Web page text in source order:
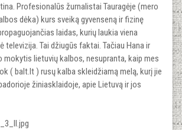
Profesionalūs žurnalistai Tauragėje (mero
dėka) kurs sveiką gyvenseną ir fizinę
laidas, kurių laukia viena
televizija. Tai džiugūs faktai. Tačiau Hana ir
mokytis lietuvių kalbos, nesupranta, kaip mes
( balt.lt ) rusų kalba skleidžiamą melą, kurį jie
žiniasklaidoje, apie Lietuvą ir jos